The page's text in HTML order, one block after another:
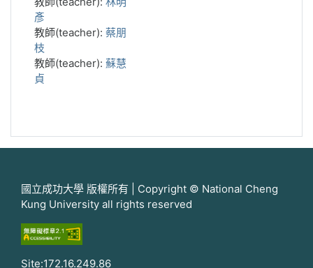
彥
教師(teacher): 蔡朋
枝
教師(teacher): 蘇慧
貞
國立成功大學 版權所有 | Copyright © National Cheng
Kung University all rights reserved
Site:172.16.249.86